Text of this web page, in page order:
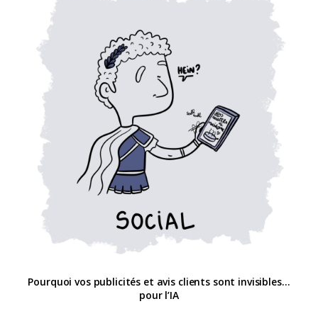
Pourquoi vos publicités et avis clients sont invisibles…
pour l’IA